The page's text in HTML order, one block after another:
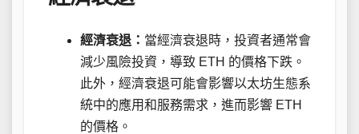
經濟衰退： 當經濟衰退時，投資者通常會
減少風險投資，導致 ETH 的價格下跌。
此外，經濟衰退可能會影響以太坊生態系
統中的應用和服務需求，進而影響 ETH
的價格。